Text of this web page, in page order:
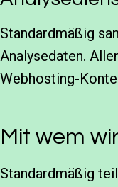
Standardmäßig
Analysedaten.
Webhosting-
Mit wem
Standardmäßig